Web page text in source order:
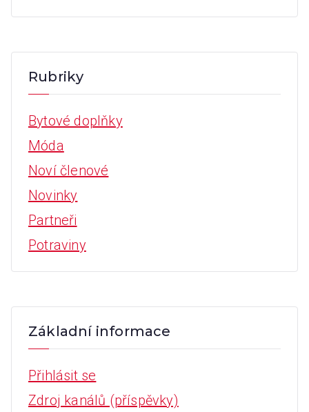
Rubriky
Bytové doplňky
Móda
Noví členové
Novinky
Partneři
Potraviny
Základní informace
Přihlásit se
Zdroj kanálů (příspěvky)